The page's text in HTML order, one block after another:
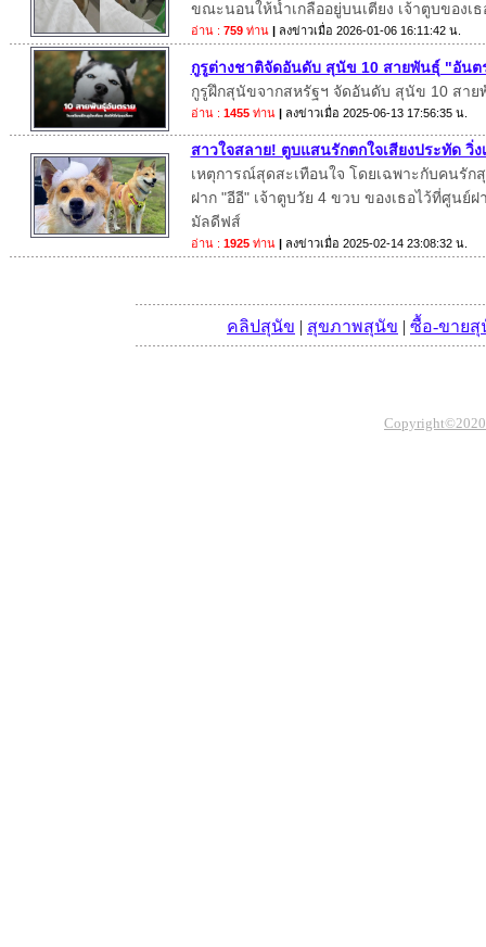
ขณะนอนให้น้ำเกลืออยู่บนเตียง เจ้าตูบของเ
อ่าน : 759ท่าน | ลงข่าวเมื่อ 2026-01-06 16:11:42 น.
กูรูต่างชาติจัดอันดับ สุนัข 10 สายพันธุ์ "อันต
กูรูฝึกสุนัขจากสหรัฐฯ จัดอันดับ สุนัข 10 สา
อ่าน : 1455ท่าน | ลงข่าวเมื่อ 2025-06-13 17:56:35 น.
สาวใจสลาย! ตูบแสนรักตกใจเสียงประทัด วิ่
เหตุการณ์สุดสะเทือนใจ โดยเฉพาะกับคนรั
ฝาก "อีอี" เจ้าตูบวัย 4 ขวบ ของเธอไว้ที่ศูนย์
มัลดีฟส์
อ่าน : 1925ท่าน | ลงข่าวเมื่อ 2025-02-14 23:08:32 น.
คลิปสุนัข | สุขภาพสุนัข | ซื้อ-ขายสุ
Copyright©2020